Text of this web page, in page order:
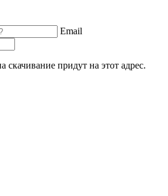
Email
скачивание придут на этот адрес.